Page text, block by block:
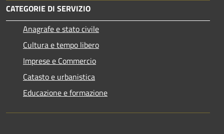
CATEGORIE DI SERVIZIO
Anagrafe e stato civile
Cultura e tempo libero
Imprese e Commercio
Catasto e urbanistica
Educazione e formazione